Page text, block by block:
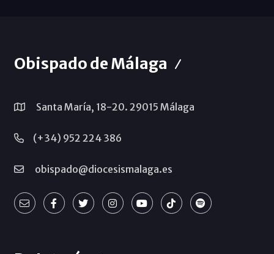
Obispado de Málaga
Santa María, 18-20. 29015 Málaga
(+34) 952 224 386
obispado@diocesismalaga.es